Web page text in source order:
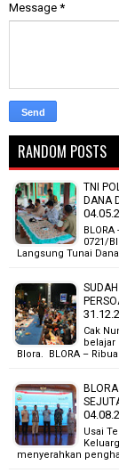
Message *
RANDOM POSTS
TNI
DANA
0721/
Langsung Tunai
Cak
belajar
Blora. BLORA –
Usai
menyerahkan